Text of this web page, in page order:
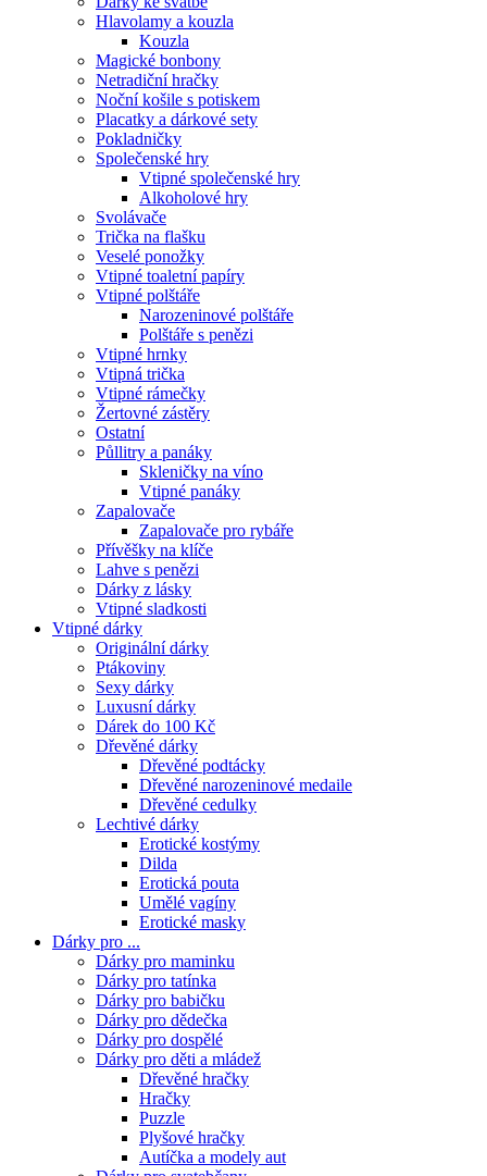
Hlavolamy a kouzla
Kouzla
Magické bonbony
Netradiční hračky
Noční košile s potiskem
Placatky a dárkové sety
Pokladničky
Společenské hry
Vtipné společenské hry
Alkoholové hry
Svolávače
Trička na flašku
Veselé ponožky
Vtipné toaletní papíry
Vtipné polštáře
Narozeninové polštáře
Polštáře s penězi
Vtipné hrnky
Vtipná trička
Vtipné rámečky
Žertovné zástěry
Ostatní
Půllitry a panáky
Skleničky na víno
Vtipné panáky
Zapalovače
Zapalovače pro rybáře
Přívěšky na klíče
Lahve s penězi
Dárky z lásky
Vtipné sladkosti
Vtipné dárky
Originální dárky
Ptákoviny
Sexy dárky
Luxusní dárky
Dárek do 100 Kč
Dřevěné dárky
Dřevěné podtácky
Dřevěné narozeninové medaile
Dřevěné cedulky
Lechtivé dárky
Erotické kostýmy
Dilda
Erotická pouta
Umělé vagíny
Erotické masky
Dárky pro ...
Dárky pro maminku
Dárky pro tatínka
Dárky pro babičku
Dárky pro dědečka
Dárky pro dospělé
Dárky pro děti a mládež
Dřevěné hračky
Hračky
Puzzle
Plyšové hračky
Autíčka a modely aut